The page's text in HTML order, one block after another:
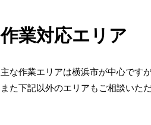
作業対応エリア
主な作業エリアは横浜市が中心です
また下記以外のエリアもご相談いた